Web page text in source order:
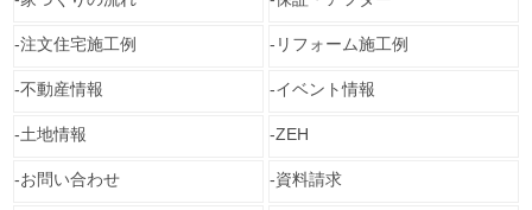
注文住宅施工例 リフォーム施工例
不動産情報 イベント情報
土地情報 ZEH
お問い合わせ 資料請求